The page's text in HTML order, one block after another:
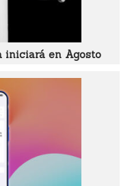
iniciará en Agosto